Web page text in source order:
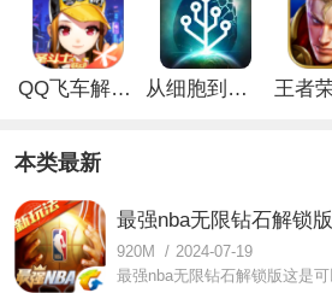
QQ飞车解锁版无限钻石最新版 从细胞到奇点手游
本类最新
最强nba无限钻石解锁版
920M / 2024-07-19